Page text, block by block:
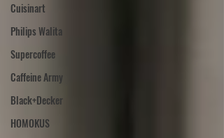
Cuisinart
Philips Walita
Supercoffee
Caffeine Army
Black+Decker
HOMOKUS